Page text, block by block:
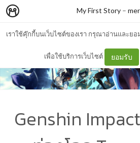
เราใช้คุ๊กกี้บนเว็บไซต์ของเรา กรุณาอ่านและยอ
เพื่อใช้บริการเว็บไซต์ ยอมรับ
My First Story–
Genshin Impact